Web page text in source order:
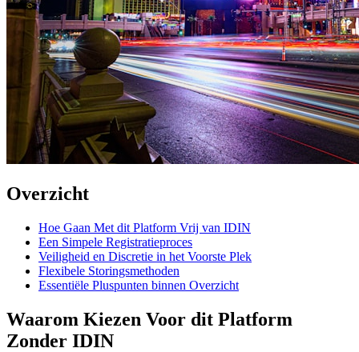
Overzicht
Hoe Gaan Met dit Platform Vrij van IDIN
Een Simpele Registratieproces
Veiligheid en Discretie in het Voorste Plek
Flexibele Storingsmethoden
Essentiële Pluspunten binnen Overzicht
Waarom Kiezen Voor dit Platform
Zonder IDIN